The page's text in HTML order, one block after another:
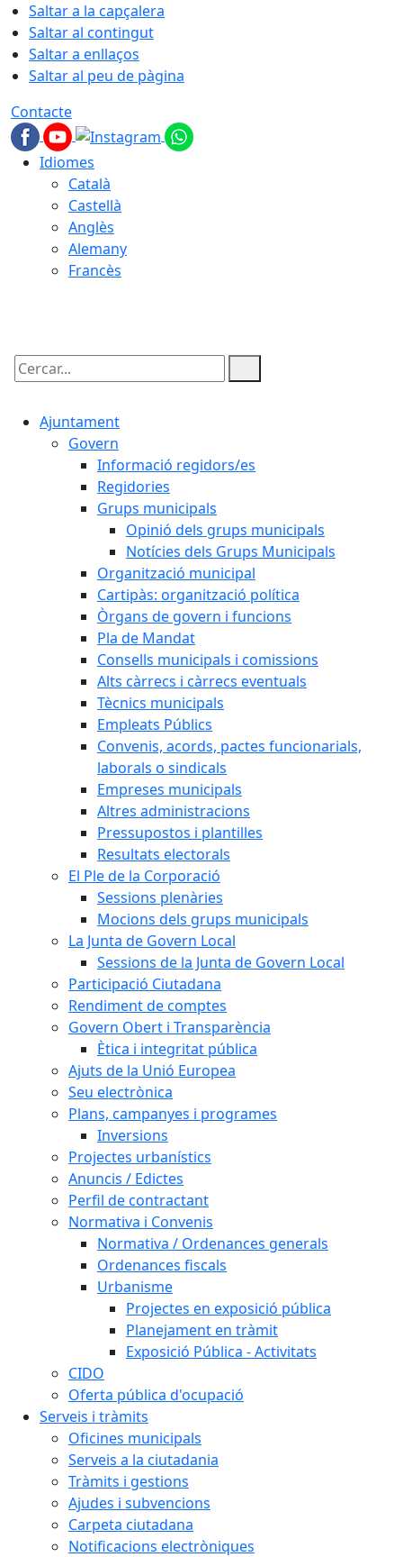
Saltar a la capçalera
Saltar al contingut
Saltar a enllaços
Saltar al peu de pàgina
Contacte
Idiomes
Català
Castellà
Anglès
Alemany
Francès
Cercar:
Ajuntament
Govern
Informació regidors/es
Regidories
Grups municipals
Opinió dels grups municipals
Notícies dels Grups Municipals
Organització municipal
Cartipàs: organització política
Òrgans de govern i funcions
Pla de Mandat
Consells municipals i comissions
Alts càrrecs i càrrecs eventuals
Tècnics municipals
Empleats Públics
Convenis, acords, pactes funcionarials,
laborals o sindicals
Empreses municipals
Altres administracions
Pressupostos i plantilles
Resultats electorals
El Ple de la Corporació
Sessions plenàries
Mocions dels grups municipals
La Junta de Govern Local
Sessions de la Junta de Govern Local
Participació Ciutadana
Rendiment de comptes
Govern Obert i Transparència
Ètica i integritat pública
Ajuts de la Unió Europea
Seu electrònica
Plans, campanyes i programes
Inversions
Projectes urbanístics
Anuncis / Edictes
Perfil de contractant
Normativa i Convenis
Normativa / Ordenances generals
Ordenances fiscals
Urbanisme
Projectes en exposició pública
Planejament en tràmit
Exposició Pública - Activitats
CIDO
Oferta pública d'ocupació
Serveis i tràmits
Oficines municipals
Serveis a la ciutadania
Tràmits i gestions
Ajudes i subvencions
Carpeta ciutadana
Notificacions electròniques